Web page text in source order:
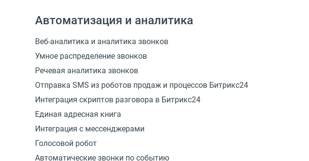
Автоматизация и аналитика
Веб-аналитика и аналитика звонков
Умное распределение звонков
Речевая аналитика звонков
Отправка SMS из роботов продаж и процессов Битрикс24
Интеграция скриптов разговора в Битрикс24
Единая адресная книга
Интеграция с мессенджерами
Голосовой робот
Автоматические звонки по событию